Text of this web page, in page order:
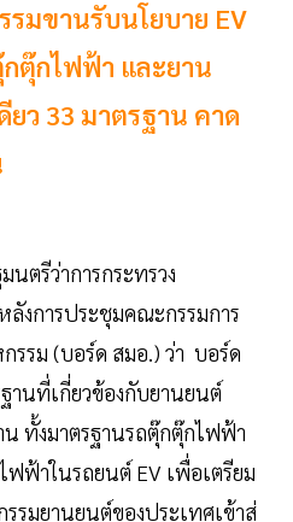
รมขานรับนโยบาย EV
ตุ๊กไฟฟ้า และยาน
ยว 33 มาตรฐาน คาด
นตรีว่าการกระทรวง
งการประชุมคณะกรรมการ
รม (บอร์ด สมอ.) ว่า บอร์ด
านที่เกี่ยวข้องกับยานยนต์
ทั้งมาตรฐานรถตุ๊กตุ๊กไฟฟ้า
ฟ้าในรถยนต์ EV เพื่อเตรียม
รมยานยนต์ของประเทศเข้าสู่